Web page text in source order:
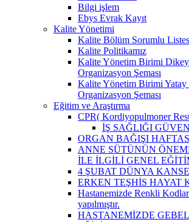
Bilgi işlem
Ebys Evrak Kayıt
Kalite Yönetimi
Kalite Bölüm Sorumlu
Kalite Politikamız
Kalite Yönetim Birimi
Organizasyon Şeması
Kalite Yönetim Birimi
Organizasyon Şeması
Eğitim ve Araştırma
CPR( Kordiyopulmoner
İŞ SAĞLIĞI
ORGAN BAĞIŞI
ANNE SÜTÜNÜN
İLE İLGİLİ GENEL
4 ŞUBAT DÜNYA
ERKEN TEŞHİS HAYAT
Hastanemizde Renkli
yapılmıştır.
HASTANEMİZDE